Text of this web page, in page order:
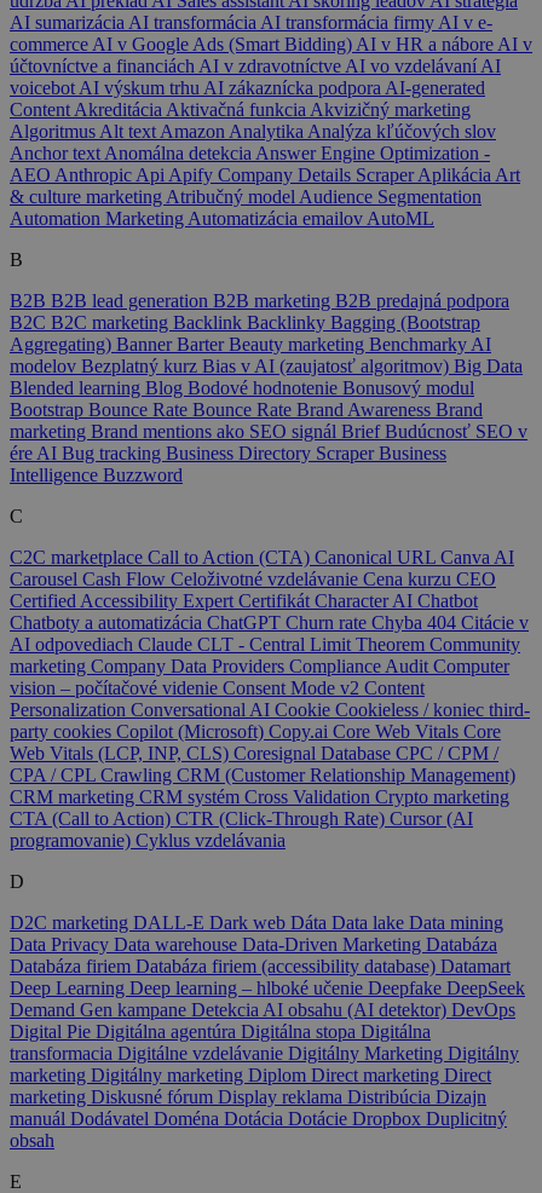
AI sumarizácia AI transformácia AI transformácia firmy AI v e-
commerce AI v Google Ads (Smart Bidding) AI v HR a nábore AI v
účtovníctve a financiách AI v zdravotníctve AI vo vzdelávaní AI
voicebot AI výskum trhu AI zákaznícka podpora AI-generated
Content Akreditácia Aktivačná funkcia Akvizičný marketing
Algoritmus Alt text Amazon Analytika Analýza kľúčových slov
Anchor text Anomálna detekcia Answer Engine Optimization -
AEO Anthropic Api Apify Company Details ScraperAplikácia Art
& culture marketing Atribučný model Audience Segmentation
Automation Marketing Automatizácia emailov AutoML
B
B2B B2B lead generation B2B marketing B2B predajná podpora
B2C B2C marketing Backlink Backlinky Bagging (Bootstrap
Aggregating) BannerBarterBeauty marketing Benchmarky AI
modelov Bezplatný kurz Bias v AI (zaujatosť algoritmov) Big Data
Blended learning Blog Bodové hodnotenie Bonusový modul
Bootstrap Bounce Rate Bounce Rate Brand Awareness Brand
marketing Brand mentions ako SEO signál BriefBudúcnosť SEO v
ére AI Bug tracking Business Directory ScraperBusiness
Intelligence Buzzword
C
C2C marketplace Call to Action (CTA) Canonical URL Canva AI
Carousel Cash Flow Celoživotné vzdelávanie Cena kurzu CEO
Certified Accessibility Expert Certifikát Character AI Chatbot
Chatboty a automatizácia ChatGPT Churn rate Chyba 404 Citácie v
AI odpovediach Claude CLT - Central Limit Theorem Community
marketing Company Data Providers Compliance Audit Computer
vision – počítačové videnie Consent Mode v2 Content
Personalization Conversational AI Cookie Cookieless / koniec third-
party cookies Copilot (Microsoft) Copy.ai Core Web Vitals Core
Web Vitals (LCP, INP, CLS) Coresignal Database CPC / CPM /
CPA / CPL Crawling CRM (Customer Relationship Management)
CRM marketing CRM systém Cross Validation Crypto marketing
CTA (Call to Action) CTR (Click-Through Rate) Cursor (AI
programovanie) Cyklus vzdelávania
D
D2C marketing DALL-E Dark web Dáta Data lake Data mining
Data Privacy Data warehouse Data-Driven Marketing Databáza
Databáza firiem Databáza firiem (accessibility database) Datamart
Deep Learning Deep learning – hlboké učenie Deepfake DeepSeek
Demand Gen kampane Detekcia AI obsahu (AI detektor) DevOps
Digital Pie Digitálna agentúra Digitálna stopa Digitálna
transformacia Digitálne vzdelávanie Digitálny Marketing Digitálny
marketing Digitálny marketing Diplom Direct marketing Direct
marketing Diskusné fórum Display reklama Distribúcia Dizajn
manuál Dodávatel Doména Dotácia Dotácie Dropbox Duplicitný
obsah
E